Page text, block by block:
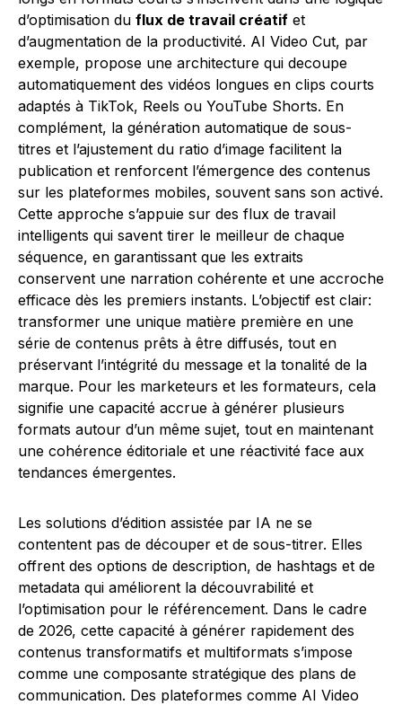
d’optimisation du flux de travail créatif et
d’augmentation de la productivité. AI Video Cut, par
exemple, propose une architecture qui decoupe
automatiquement des vidéos longues en clips courts
adaptés à TikTok, Reels ou YouTube Shorts. En
complément, la génération automatique de sous-
titres et l’ajustement du ratio d’image facilitent la
publication et renforcent l’émergence des contenus
sur les plateformes mobiles, souvent sans son activé.
Cette approche s’appuie sur des flux de travail
intelligents qui savent tirer le meilleur de chaque
séquence, en garantissant que les extraits
conservent une narration cohérente et une accroche
efficace dès les premiers instants. L’objectif est clair:
transformer une unique matière première en une
série de contenus prêts à être diffusés, tout en
préservant l’intégrité du message et la tonalité de la
marque. Pour les marketeurs et les formateurs, cela
signifie une capacité accrue à générer plusieurs
formats autour d’un même sujet, tout en maintenant
une cohérence éditoriale et une réactivité face aux
tendances émergentes.
Les solutions d’édition assistée par IA ne se
contentent pas de découper et de sous-titrer. Elles
offrent des options de description, de hashtags et de
metadata qui améliorent la découvrabilité et
l’optimisation pour le référencement. Dans le cadre
de 2026, cette capacité à générer rapidement des
contenus transformatifs et multiformats s’impose
comme une composante stratégique des plans de
communication. Des plateformes comme AI Video